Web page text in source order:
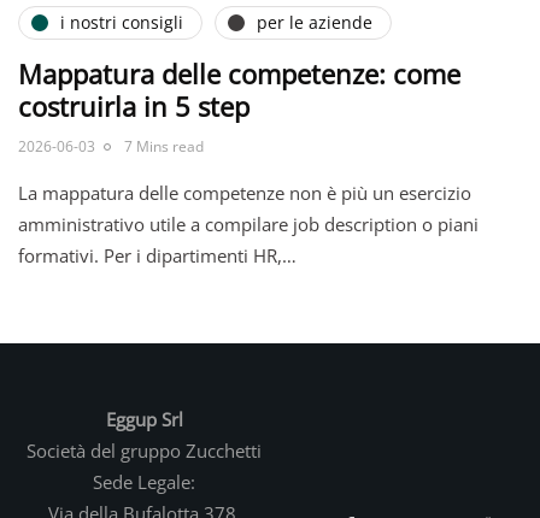
i nostri consigli per le aziende
Mappatura delle competenze: come
costruirla in 5 step
2026-06-03 7 Mins read
La mappatura delle competenze non è più un esercizio
amministrativo utile a compilare job description o piani
formativi. Per i dipartimenti HR,…
Eggup Srl
Società del gruppo Zucchetti
Sede Legale:
Via della Bufalotta 378,